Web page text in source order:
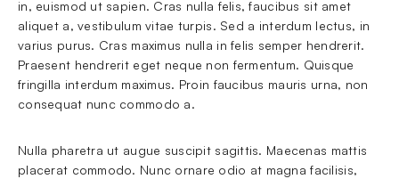
in, euismod ut sapien. Cras nulla felis, faucibus sit amet
aliquet a, vestibulum vitae turpis. Sed a interdum lectus, in
varius purus. Cras maximus nulla in felis semper hendrerit.
Praesent hendrerit eget neque non fermentum. Quisque
fringilla interdum maximus. Proin faucibus mauris urna, non
consequat nunc commodo a.
Nulla pharetra ut augue suscipit sagittis. Maecenas mattis
placerat commodo. Nunc ornare odio at magna facilisis,